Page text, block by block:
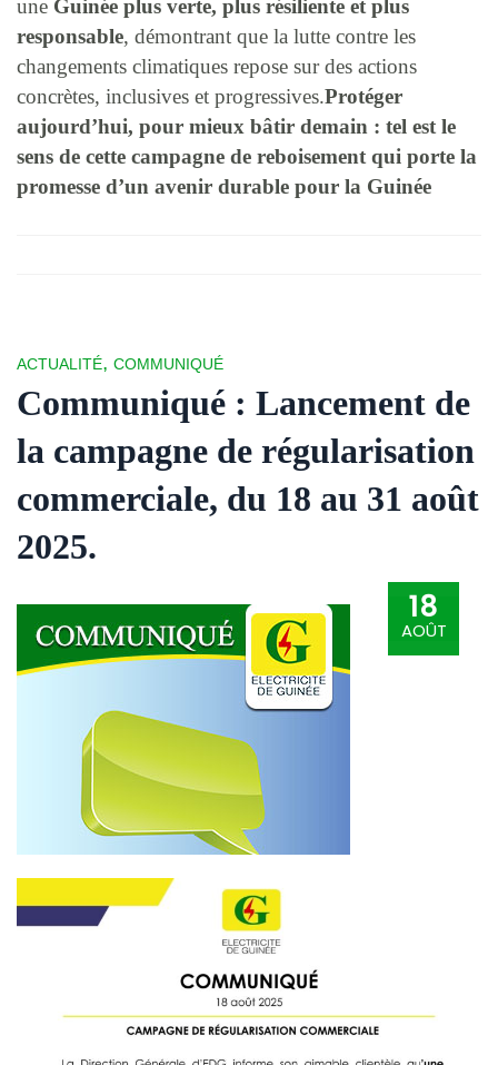
une Guinée plus verte, plus résiliente et plus
responsable, démontrant que la lutte contre les
changements climatiques repose sur des actions
concrètes, inclusives et progressives.Protéger
aujourd’hui, pour mieux bâtir demain : tel est le
sens de cette campagne de reboisement qui porte la
promesse d’un avenir durable pour la Guinée
ACTUALITÉ, COMMUNIQUÉ
Communiqué : Lancement de
la campagne de régularisation
commerciale, du 18 au 31 août
2025.
18
AOÛT